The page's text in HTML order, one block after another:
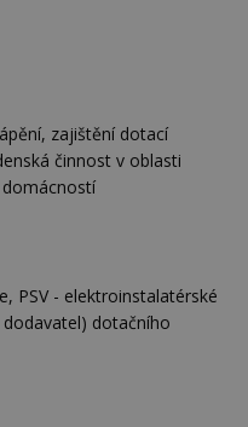
zajištění dotací
činnost v oblasti
PSV - elektroinstalatérské
dotačního